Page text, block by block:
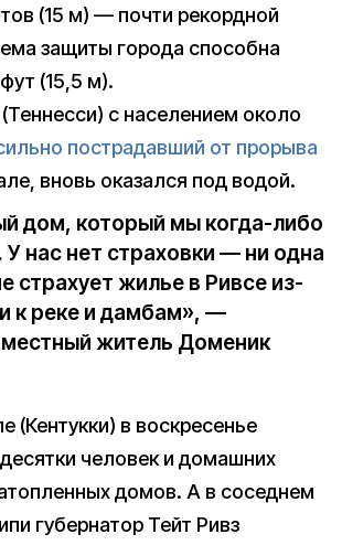
(15 м) — почти рекордной
защиты города способна
(15,5 м).
с населением около
пострадавший от прорыва
вновь оказался под водой.
дом, который мы когда-либо
У нас нет страховки — ни одна
страхует жилье в Ривсе из-
к реке и дамбам», —
житель Доменик
(Кентукки) в воскресенье
человек и домашних
домов. А в соседнем
губернатор Тейт Ривз